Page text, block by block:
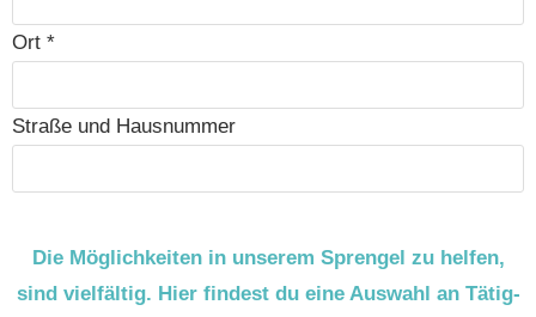
Ort *
Stra­ße und Hausnummer
Die Mög­lich­kei­ten in unse­rem Spren­gel zu hel­fen,
sind viel­fäl­tig. Hier fin­dest du eine Aus­wahl an Tätig­